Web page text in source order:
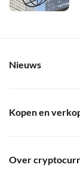
Nieuws
Kopen en
Over